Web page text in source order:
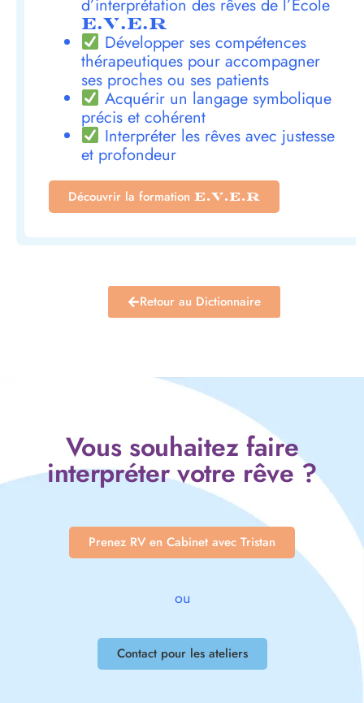
d’interprétation des rêves de l’École
E.V.E.R
Développer ses compétences
thérapeutiques pour accompagner
ses proches ou ses patients
Acquérir un langage symbolique
précis et cohérent
Interpréter les rêves avec justesse
et profondeur
Découvrir la formation E.V.E.R
Retour au Dictionnaire
Vous souhaitez faire
interpréter votre rêve ?
Prenez RV en Cabinet avec Tristan
ou
Contact pour les ateliers